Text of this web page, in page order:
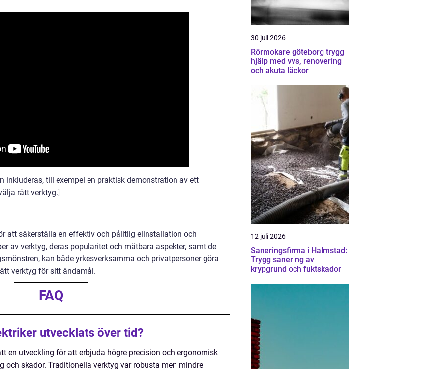
inkluderas, till exempel en praktisk demonstration av ett
rätt verktyg.]
att säkerställa en effektiv och pålitlig elinstallation och
av verktyg, deras popularitet och mätbara aspekter, samt de
kan både yrkesverksamma och privatpersoner göra
verktyg för sitt ändamål.
FAQ
utvecklats över tid?
en utveckling för att erbjuda högre precision och ergonomisk
och skador. Traditionella verktyg var robusta men mindre
30 juli 2026
Rörmokare göteborg trygg
hjälp med vvs, renovering
och akuta läckor
12 juli 2026
Saneringsfirma i Halmstad:
Trygg sanering av
krypgrund och fuktskador